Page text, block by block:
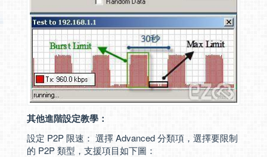
其他進階設定教學：
設定 P2P 限速： 選擇 Advanced 分類項，選擇要限制
的 P2P 類型，支援項目如下圖：